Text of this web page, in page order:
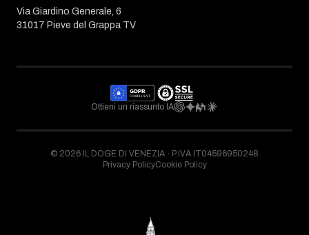
Via Giardino Generale, 6
31017 Pieve del Grappa TV
Ottieni un riassunto IA
© 2026 IL DOGE DI VENEZIA · P.IVA IT04596950248
Privacy PolicyCookie Policy